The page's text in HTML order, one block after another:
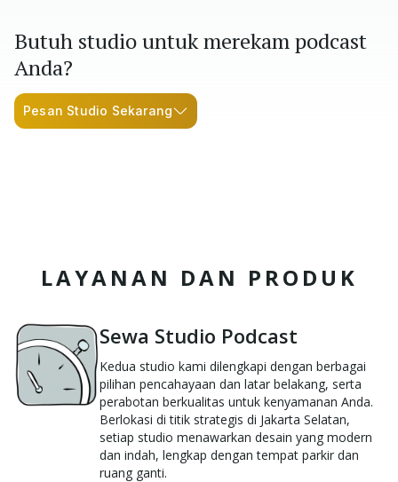
Butuh studio untuk merekam podcast
Anda?
Pesan Studio Sekarang
LAYANAN DAN PRODUK
Sewa Studio Podcast
Kedua studio kami dilengkapi dengan berbagai
pilihan pencahayaan dan latar belakang, serta
perabotan berkualitas untuk kenyamanan Anda.
Berlokasi di titik strategis di Jakarta Selatan,
setiap studio menawarkan desain yang modern
dan indah, lengkap dengan tempat parkir dan
ruang ganti.